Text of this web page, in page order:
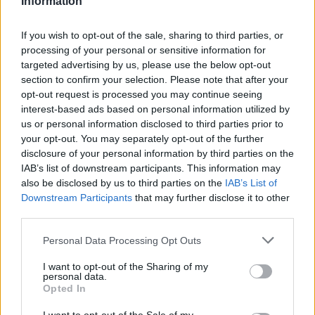
If you wish to opt-out of the sale, sharing to third parties, or
processing of your personal or sensitive information for
targeted advertising by us, please use the below opt-out
section to confirm your selection. Please note that after your
opt-out request is processed you may continue seeing
interest-based ads based on personal information utilized by
us or personal information disclosed to third parties prior to
your opt-out. You may separately opt-out of the further
disclosure of your personal information by third parties on the
IAB’s list of downstream participants. This information may
also be disclosed by us to third parties on the IAB’s List of
Downstream Participants that may further disclose it to other
Please note that this website/app uses one or more Google
not limited to your visit or usage behaviour. You may click to
grant or deny consent to Google and its third-party tags to
use your data for below specified purposes in below Google
consent section.
Personal Data Processing Opt Outs
I want to opt-out of the Sharing of my
personal data.
Opted In
akivel hivatalosan nem találkoztam. Lehet, hogy valaki
bátorító üzenetet. Az is lehet, hogy annyira szükségem volt
rá, hogy az agyam valahogy kapaszkodót épített belőle.
A végén nem is az számít, mi az igazság. Az számít, mit
A cetli most a fiókomban van. Emlékeztet arra, hogy a
bátorítás sokszor akkor érkezik, amikor a
legsebezhetőbbek vagyunk, néha magyarázat nélkül. És arra